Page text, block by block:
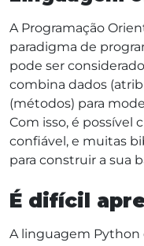
A Programação
paradigma de
pode ser
combina dados
(métodos) para
Com isso, é possível
confiável, e muitas
para construir a sua
É difícil
A linguagem Python